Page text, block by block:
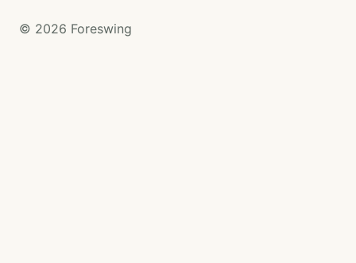
© 2026 Foreswing